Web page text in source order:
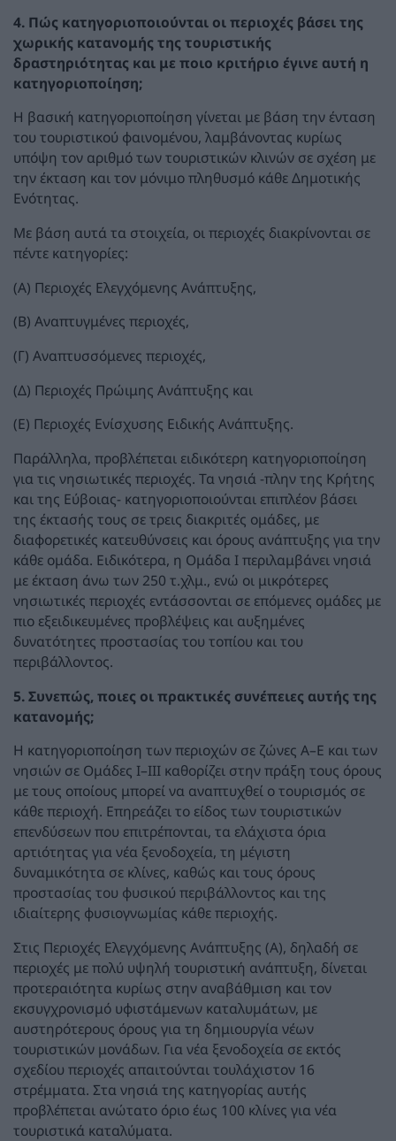
4. Πώς κατηγοριοποιούνται οι περιοχές βάσει της
χωρικής κατανομής της τουριστικής
δραστηριότητας και με ποιο κριτήριο έγινε αυτή η
κατηγοριοποίηση;
Η βασική κατηγοριοποίηση γίνεται με βάση την ένταση
του τουριστικού φαινομένου, λαμβάνοντας κυρίως
υπόψη τον αριθμό των τουριστικών κλινών σε σχέση με
την έκταση και τον μόνιμο πληθυσμό κάθε Δημοτικής
Ενότητας.
Με βάση αυτά τα στοιχεία, οι περιοχές διακρίνονται σε
πέντε κατηγορίες:
(Α) Περιοχές Ελεγχόμενης Ανάπτυξης,
(Β) Αναπτυγμένες περιοχές,
(Γ) Αναπτυσσόμενες περιοχές,
(Δ) Περιοχές Πρώιμης Ανάπτυξης και
(Ε) Περιοχές Ενίσχυσης Ειδικής Ανάπτυξης.
Παράλληλα, προβλέπεται ειδικότερη κατηγοριοποίηση
για τις νησιωτικές περιοχές. Τα νησιά -πλην της Κρήτης
και της Εύβοιας- κατηγοριοποιούνται επιπλέον βάσει
της έκτασής τους σε τρεις διακριτές ομάδες, με
διαφορετικές κατευθύνσεις και όρους ανάπτυξης για την
κάθε ομάδα. Ειδικότερα, η Ομάδα Ι περιλαμβάνει νησιά
με έκταση άνω των 250 τ.χλμ., ενώ οι μικρότερες
νησιωτικές περιοχές εντάσσονται σε επόμενες ομάδες με
πιο εξειδικευμένες προβλέψεις και αυξημένες
δυνατότητες προστασίας του τοπίου και του
περιβάλλοντος.
5. Συνεπώς, ποιες οι πρακτικές συνέπειες αυτής της
κατανομής;
Η κατηγοριοποίηση των περιοχών σε ζώνες Α–Ε και των
νησιών σε Ομάδες Ι–ΙΙΙ καθορίζει στην πράξη τους όρους
με τους οποίους μπορεί να αναπτυχθεί ο τουρισμός σε
κάθε περιοχή. Επηρεάζει το είδος των τουριστικών
επενδύσεων που επιτρέπονται, τα ελάχιστα όρια
αρτιότητας για νέα ξενοδοχεία, τη μέγιστη
δυναμικότητα σε κλίνες, καθώς και τους όρους
προστασίας του φυσικού περιβάλλοντος και της
ιδιαίτερης φυσιογνωμίας κάθε περιοχής.
Στις Περιοχές Ελεγχόμενης Ανάπτυξης (Α), δηλαδή σε
περιοχές με πολύ υψηλή τουριστική ανάπτυξη, δίνεται
προτεραιότητα κυρίως στην αναβάθμιση και τον
εκσυγχρονισμό υφιστάμενων καταλυμάτων, με
αυστηρότερους όρους για τη δημιουργία νέων
τουριστικών μονάδων. Για νέα ξενοδοχεία σε εκτός
σχεδίου περιοχές απαιτούνται τουλάχιστον 16
στρέμματα. Στα νησιά της κατηγορίας αυτής
προβλέπεται ανώτατο όριο έως 100 κλίνες για νέα
τουριστικά καταλύματα.